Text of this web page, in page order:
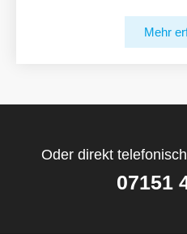
Mehr
Oder direkt
07151